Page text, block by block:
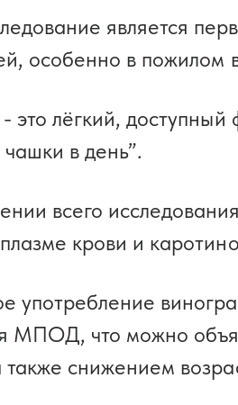
является
особенно в пожилом
это лёгкий,
в день”.
всего
крови и
употребление
МПОД, что можно
снижением